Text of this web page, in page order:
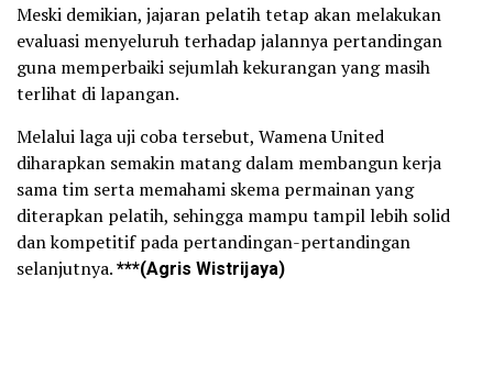
Meski demikian, jajaran pelatih tetap akan melakukan
evaluasi menyeluruh terhadap jalannya pertandingan
guna memperbaiki sejumlah kekurangan yang masih
terlihat di lapangan.
Melalui laga uji coba tersebut, Wamena United
diharapkan semakin matang dalam membangun kerja
sama tim serta memahami skema permainan yang
diterapkan pelatih, sehingga mampu tampil lebih solid
dan kompetitif pada pertandingan-pertandingan
selanjutnya.***(Agris Wistrijaya)